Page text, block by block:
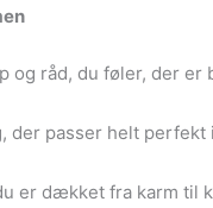
råd, du føler, der
passer helt perfekt
er dækket fra karm til